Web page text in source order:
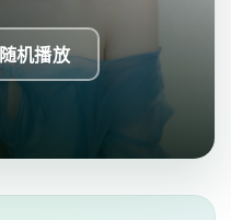
大片-在线免费观看
机播放